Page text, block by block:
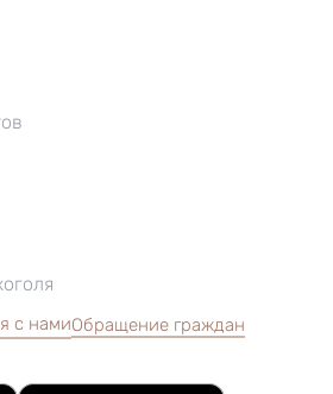
с намиОбращение граждан